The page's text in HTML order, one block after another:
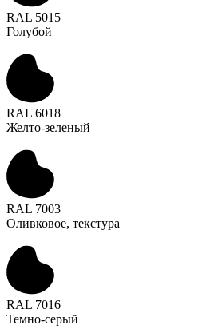
RAL 5015
Голубой
RAL 6018
Желто-зеленый
RAL 7003
Оливковое, текстура
RAL 7016
Темно-серый